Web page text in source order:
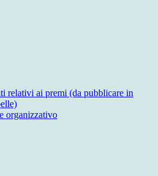
relativi ai premi (da pubblicare in
organizzativo